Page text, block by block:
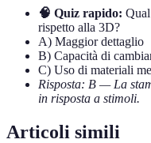
🧠 Quiz rapido:
rispetto alla 3D?
A) Maggior dettaglio
B) Capacità di
C) Uso di materiali
Risposta: B — La
in risposta a stimoli.
Articoli simili